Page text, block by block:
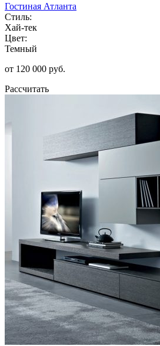
Гостиная Атланта
Стиль:
Хай-тек
Цвет:
Темный
от 120 000 руб.
Рассчитать